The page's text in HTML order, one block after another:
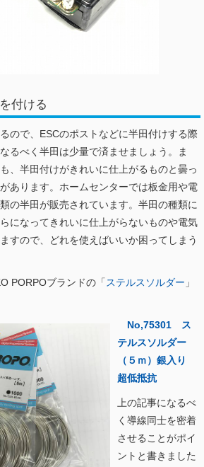
付ける
ので、ESCのポストなどに半田付けする際
るべく半田は少量で済ませましょう。ま
、半田付けがきれいに仕上がるものと曇っ
あります。ホームセンターでは板金用や電
の半田が販売されています。半田の種類に
になってきれいに仕上がらないものや電気
すので、どれを使えばいいか困ってしまう
PORPOブランドの「ステルスソルダー 」
No,75301 ス
テルスソルダー
（５ｍ）銀入り
超低抵抗
上の記事になるべ
く導線同士を密着
させることがポイ
ントと書きました